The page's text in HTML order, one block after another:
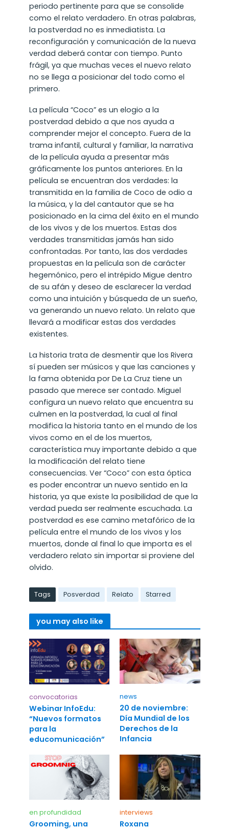
periodo pertinente para que se consolide
como el relato verdadero. En otras palabras,
la postverdad no es inmediatista. La
reconfiguración y comunicación de la nueva
verdad deberá contar con tiempo. Punto
frágil, ya que muchas veces el nuevo relato
no se llega a posicionar del todo como el
primero.
La película “Coco” es un elogio a la
postverdad debido a que nos ayuda a
comprender mejor el concepto. Fuera de la
trama infantil, cultural y familiar, la narrativa
de la película ayuda a presentar más
gráficamente los puntos anteriores. En la
película se encuentran dos verdades: la
transmitida en la familia de Coco de odio a
la música, y la del cantautor que se ha
posicionado en la cima del éxito en el mundo
de los vivos y de los muertos. Estas dos
verdades transmitidas jamás han sido
confrontadas. Por tanto, las dos verdades
propuestas en la película son de carácter
hegemónico, pero el intrépido Migue dentro
de su afán y deseo de esclarecer la verdad
como una intuición y búsqueda de un sueño,
va generando un nuevo relato. Un relato que
llevará a modificar estas dos verdades
existentes.
La historia trata de desmentir que los Rivera
sí pueden ser músicos y que las canciones y
la fama obtenida por De La Cruz tiene un
pasado que merece ser contado. Miguel
configura un nuevo relato que encuentra su
culmen en la postverdad, la cual al final
modifica la historia tanto en el mundo de los
vivos como en el de los muertos,
característica muy importante debido a que
la modificación del relato tiene
consecuencias. Ver “Coco” con esta óptica
es poder encontrar un nuevo sentido en la
historia, ya que existe la posibilidad de que la
verdad pueda ser realmente escuchada. La
postverdad es ese camino metafórico de la
película entre el mundo de los vivos y los
muertos, donde al final lo que importa es el
verdadero relato sin importar si proviene del
olvido.
Tags Posverdad Relato Starred
you may also like
convocatorias
Webinar InfoEdu:
“Nuevos formatos
para la
educomunicación”
news
20 de noviembre:
Día Mundial de los
Derechos de la
Infancia
en profundidad
Grooming, una
interviews
Roxana